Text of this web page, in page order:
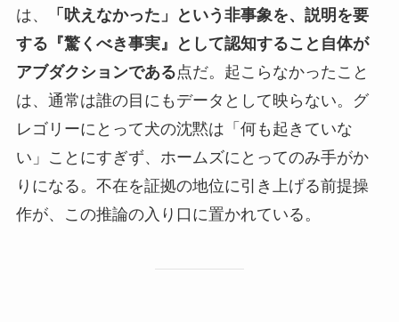
は、
「吠えなかった」という非事象を、説明を要
する『驚くべき事実』として認知すること自体が
アブダクションである点だ。起こらなかったこと
は、通常は誰の目にもデータとして映らない。グ
レゴリーにとって犬の沈黙は「何も起きていな
い」ことにすぎず、ホームズにとってのみ手がか
りになる。不在を証拠の地位に引き上げる前提操
作が、この推論の入り口に置かれている。